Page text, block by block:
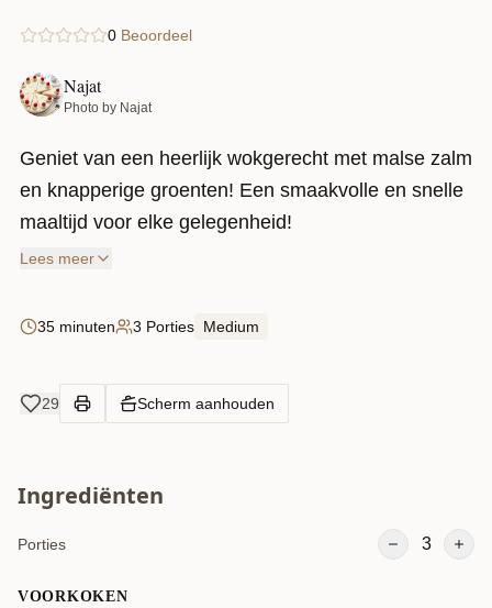
0 Beoordeel
Najat
Photo by Najat
Geniet van een heerlijk wokgerecht met malse zalm
en knapperige groenten! Een smaakvolle en snelle
maaltijd voor elke gelegenheid!
Lees meer
35 minuten 3 Porties Medium
29 Scherm aanhouden
Ingrediënten
Porties 3
VOORKOKEN